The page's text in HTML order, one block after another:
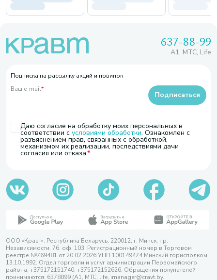
637-88-99
A1, МТС, Life
Подписка на рассылку акций и новинок
Ваш e-mail*
Даю согласие на обработку моих персональных в
соответствии с условиями обработки. Ознакомлен с
разъяснением прав, связанных с обработкой,
механизмом их реализации, последствиями дачи
согласия или отказа.
Подписаться
ООО «Кравт». Республика Беларусь, 220012, г. Минск, пр.
Независимости, 76, оф. 103. Регистрационный номер в Торговом
реестре №769481 от 20.02.2026 УНП 100149474 Минский горисполком,
13.10.1992. Отдел торговли и услуг администрации Первомайского
района, +375172151740; +375172152626. Обращения покупателей
принимаются: 6378899 (А1, МТС, life, imanager@cravt.by.